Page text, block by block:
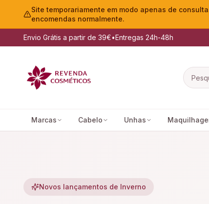
Site temporariamente em modo apenas de
encomendas normalmente.
Envio Grátis a partir de 39€•Entregas 24h-48h
Marcas Cabelo Unhas
Novos lançamentos de Inverno